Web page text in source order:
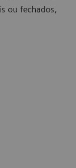
ou fechados,